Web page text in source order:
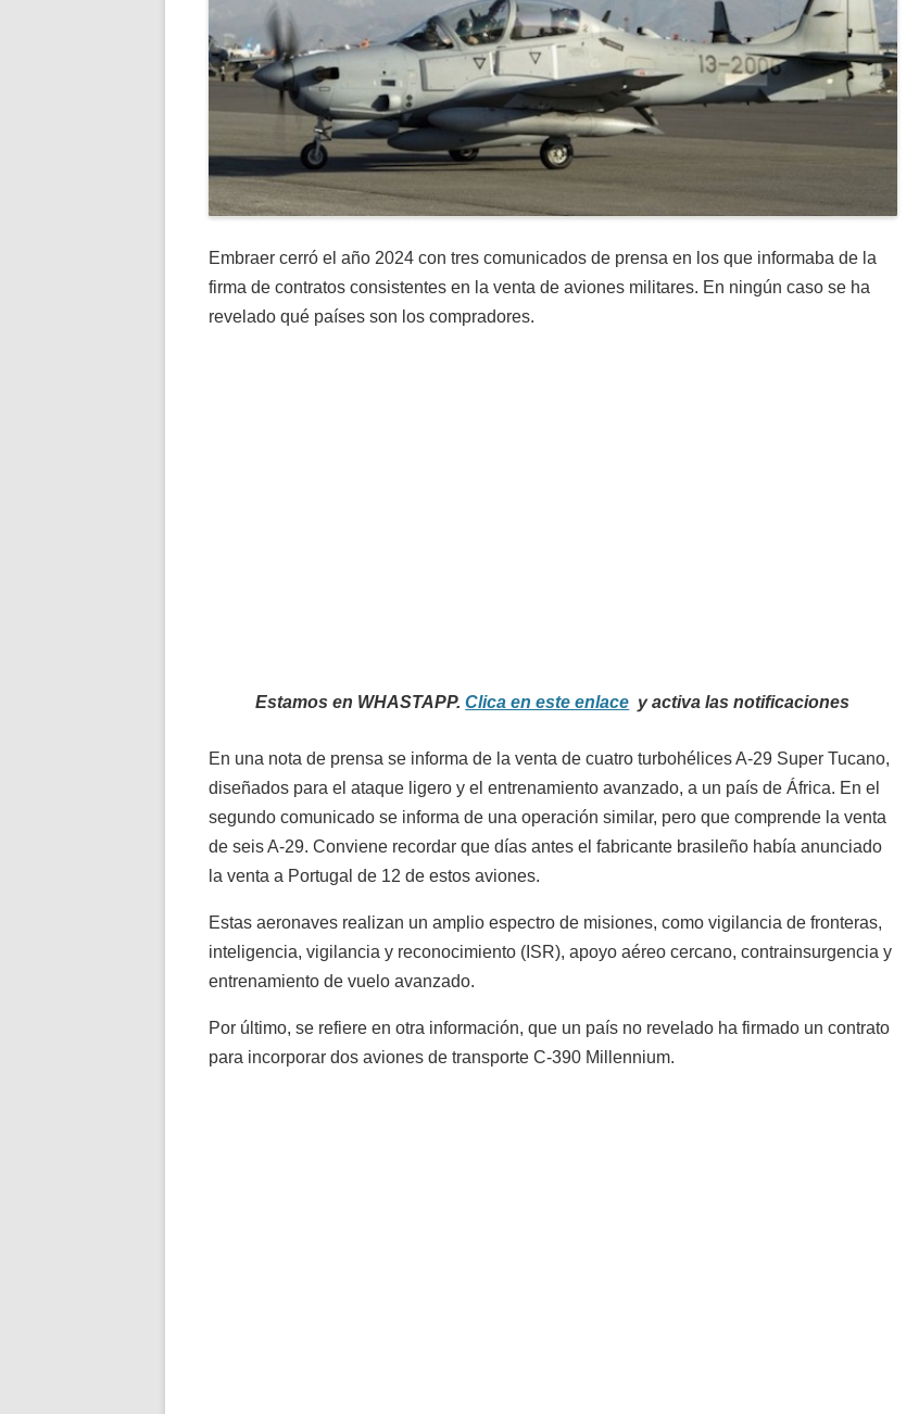
Embraer cerró el año 2024 con tres comunicados de prensa en los que informaba de la
firma de contratos consistentes en la venta de aviones militares. En ningún caso se ha
revelado qué países son los compradores.
Estamos en WHASTAPP.Clica en este enlace y activa las notificaciones
En una nota de prensa se informa de la venta de cuatro turbohélices A-29 Super Tucano,
diseñados para el ataque ligero y el entrenamiento avanzado, a un país de África. En el
segundo comunicado se informa de una operación similar, pero que comprende la venta
de seis A-29. Conviene recordar que días antes el fabricante brasileño había anunciado
la venta a Portugal de 12 de estos aviones.
Estas aeronaves realizan un amplio espectro de misiones, como vigilancia de fronteras,
inteligencia, vigilancia y reconocimiento (ISR), apoyo aéreo cercano, contrainsurgencia y
entrenamiento de vuelo avanzado.
Por último, se refiere en otra información, que un país no revelado ha firmado un contrato
para incorporar dos aviones de transporte C-390 Millennium.